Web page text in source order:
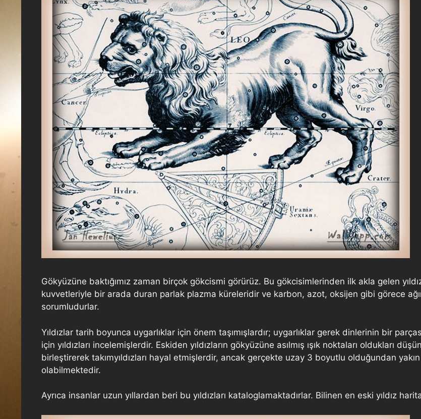
Gökyüzüne baktığımız zaman birçok gökcismi görürüz. Bu gökcisimlerinden ilk akla gelen
kuvvetleriyle bir arada duran parlak plazma küreleridir ve karbon, azot, oksijen gibi görece
sorumludurlar.
Yıldızlar tarih boyunca uygarlıklar için önem taşımışlardır; uygarlıklar gerek dinlerinin bir
için yıldızları incelemişlerdir. Eskiden yıldızların gökyüzüne asılmış ışık noktaları oldukları
birleştirerek takımyıldızları hayal etmişlerdir, ancak gerçekte uzay 3 boyutlu olduğundan yakın
olabilmektedir.
Ayrıca insanlar uzun yıllardan beri bu yıldızları kataloglamaktadırlar. Bilinen en eski yıldız